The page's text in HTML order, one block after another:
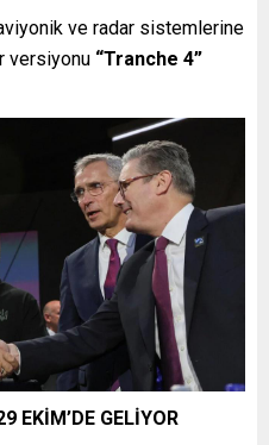
ve radar sistemlerine
versiyonu “Tranche 4”
EKİM’DE GELİYOR